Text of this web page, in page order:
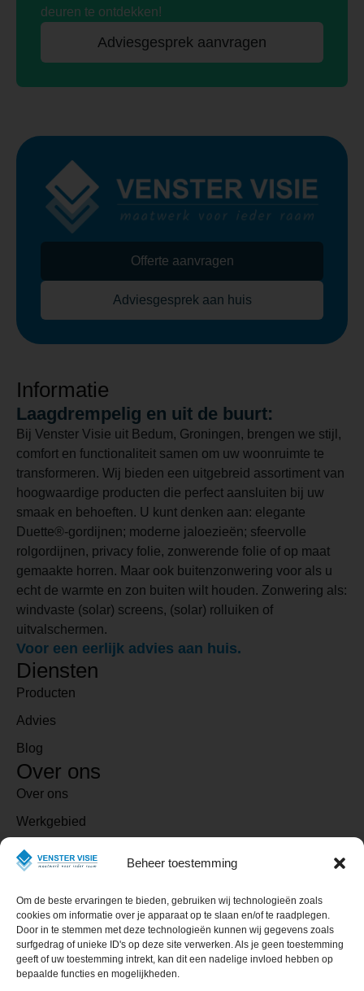
Beheer toestemming
Om de beste ervaringen te bieden, gebruiken wij technologieën zoals
cookies om informatie over je apparaat op te slaan en/of te raadplegen.
Door in te stemmen met deze technologieën kunnen wij gegevens zoals
surfgedrag of unieke ID's op deze site verwerken. Als je geen toestemming
geeft of uw toestemming intrekt, kan dit een nadelige invloed hebben op
bepaalde functies en mogelijkheden.
deuren te ontdekken!
Adviesgesprek aanvragen
Offerte aanvragen
Adviesgesprek aan huis
Informatie
Laagdrempelig en uit de buurt:
Bij Venster Visie uit Bedum, Groningen, brengen we stijl,
comfort en functionaliteit samen om uw woonruimte te
transformeren. Wij bieden een uitgebreid assortiment van
hoogwaardige producten die perfect aansluiten bij uw
smaak en behoeften. U kunt denken aan: elegante
Duette®-gordijnen; moderne jaloezieën; sfeervolle
rolgordijnen, privacy folie, zonwerende folie of op maat
gemaakte horren. Maar ook buitenzonwering voor als u
echt de warmte en zon buiten wilt houden. Zonwering als:
windvaste (solar) screens, (solar) rolluiken of
uitvalschermen.
Voor een eerlijk advies aan huis.
Diensten
Producten
Advies
Blog
Over ons
Over ons
Werkgebied
Contact
Contact
06 - 17 86 73 20
Stuur een e-mail
Volg ons op Facebook